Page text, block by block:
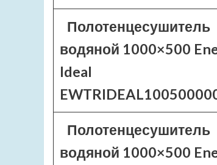
Полотенцесушитель
водяной 1000×500
Ideal
Полотенцесушитель
водяной 1000×500